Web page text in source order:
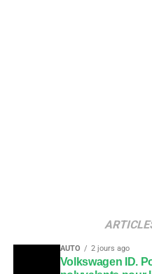
AUTO 2 jours ago
Volkswagen ID.